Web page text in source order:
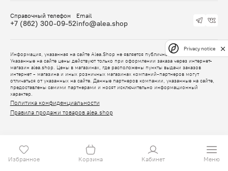
Избранное Корзина Кабинет Меню
Справочный телефон
+7 (862) 300-09-52
Email
info@alea.shop
Информация, указанная на сайте Alea.Shop не является публичной офертой.
Указанные на сайте цены действуют только при оформлении заказа через интернет-
магазин alea.shop. Цены в магазинах, где расположены пункты выдачи заказов
интернет - магазина и иных розничных магазинах компаний-партнеров могут
отличаться от указанных на сайте. Данные партнеров компании, указанные на сайте,
предоставлены самими партнерами и носят исключительно информационный
характер.
Политика конфиденциальности
Правила продажи товаров alea.shop
Privacy notice